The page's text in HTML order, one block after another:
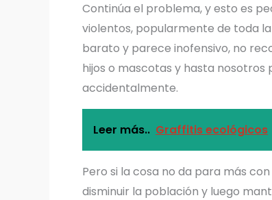
Continúa el problema, y esto es
violentos, popularmente de toda
barato y parece inofensivo, no
hijos o mascotas y hasta
accidentalmente.
Leer más.. Graffitis ecológicos
Pero si la cosa no da para más
disminuir la población y luego